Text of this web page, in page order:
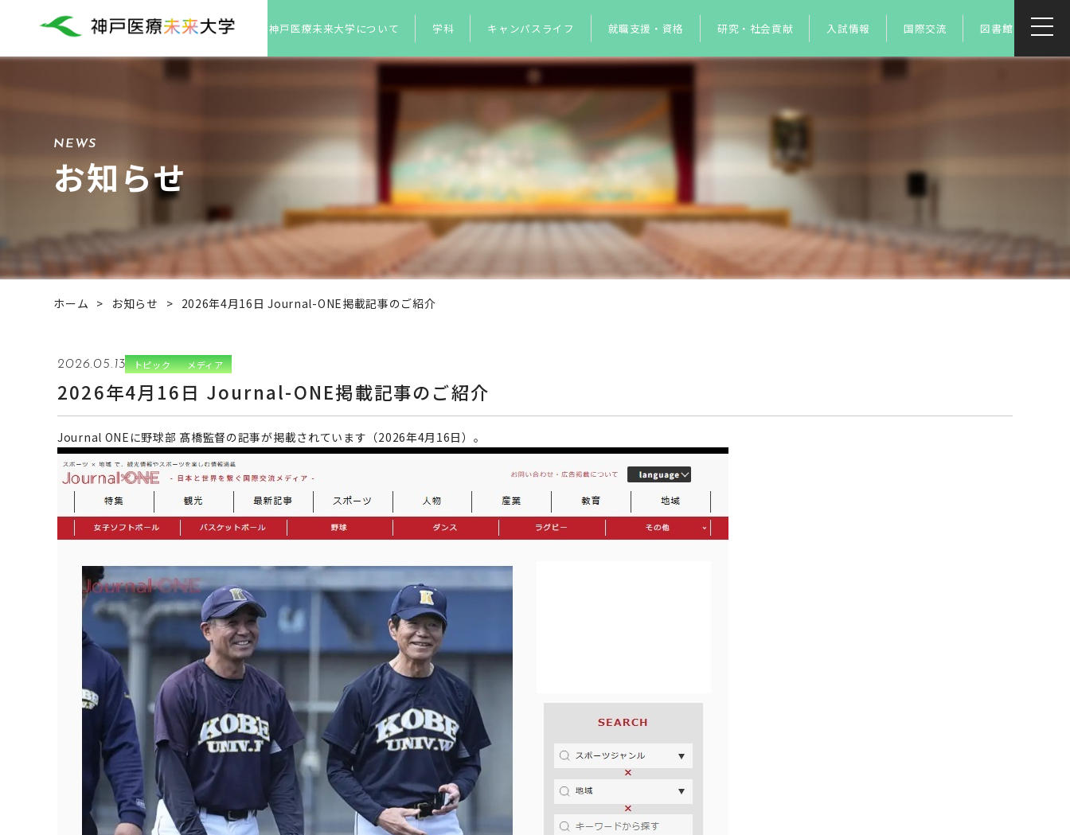
神戸医療未来大学について 学科 キャンパスライフ 就職支援・資格 研究・社会貢献 入試情報 国際交流 図書館
NEWS
お知らせ
ホーム > お知らせ > 2026年4月16日 Journal-ONE掲載記事のご紹介
2026.05.13 トピック メディア
2026年4月16日 Journal-ONE掲載記事のご紹介
Journal ONEに野球部 髙橋監督の記事が掲載されています（2026年4月16日）。